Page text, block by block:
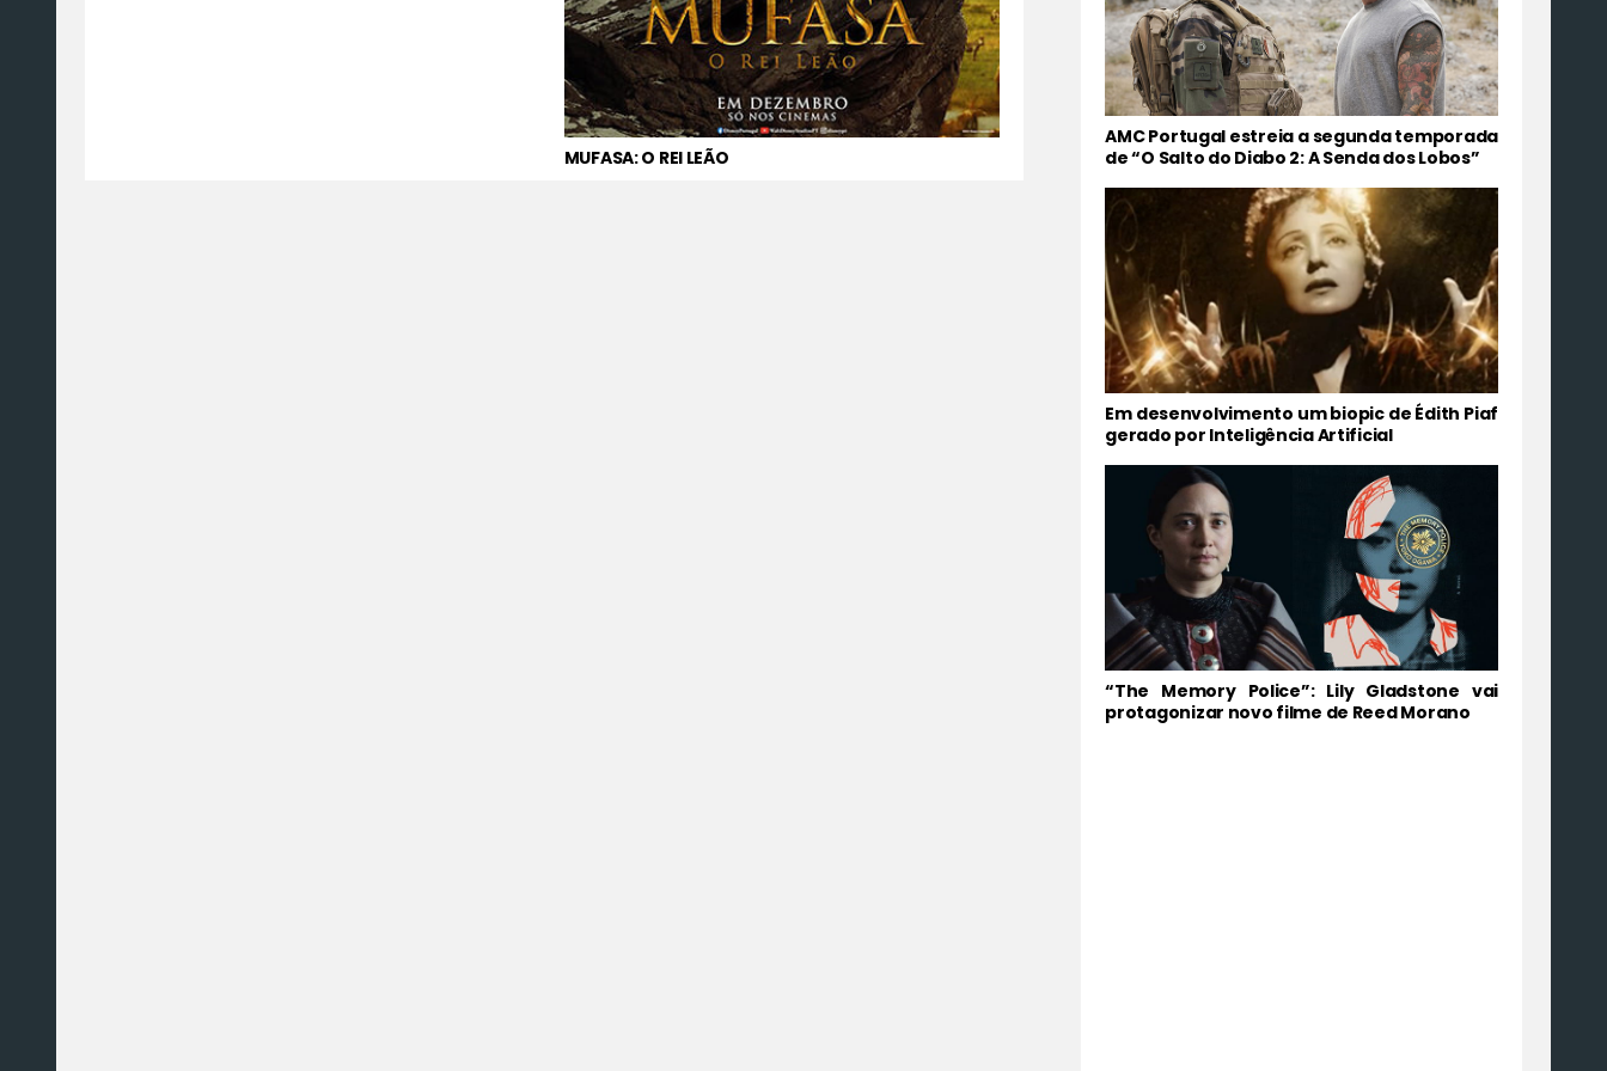
MUFASA: O REI LEÃO
AMC Portugal estreia a segunda temporada
de “O Salto do Diabo 2: A Senda dos Lobos”
Em desenvolvimento um biopic de Édith Piaf
gerado por Inteligência Artificial
“The Memory Police”: Lily Gladstone vai
protagonizar novo filme de Reed Morano